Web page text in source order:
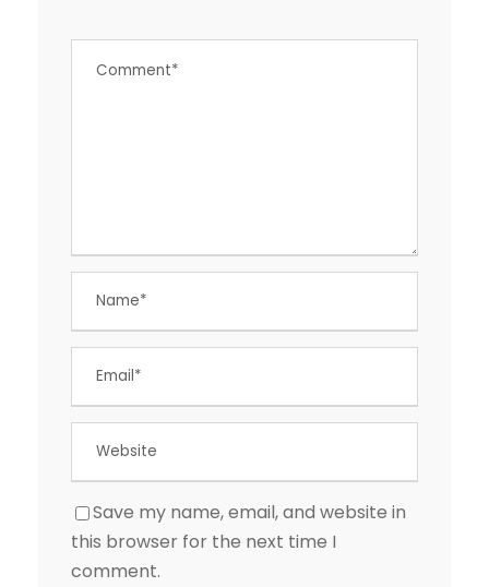
Save my name, email, and website in
this browser for the next time I
comment.